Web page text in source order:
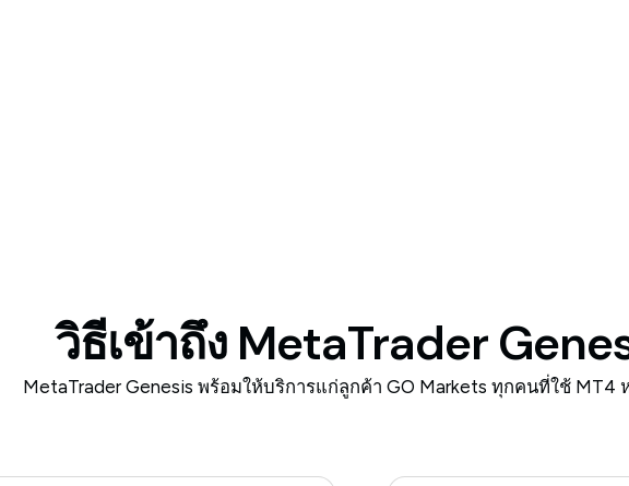
วิธีเข้าถึง MetaTrader
MetaTrader Genesis พร้อมให้บริการแก่ลูกค้า GO Markets ทุกคนที่ใช้ MT4